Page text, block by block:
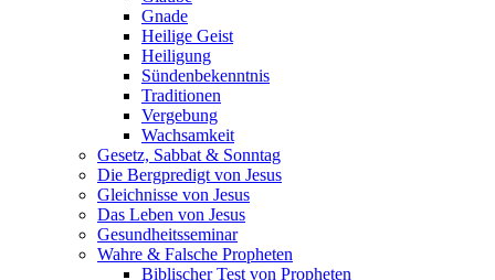
Gnade
Heilige Geist
Heiligung
Sündenbekenntnis
Traditionen
Vergebung
Wachsamkeit
Gesetz, Sabbat & Sonntag
Die Bergpredigt von Jesus
Gleichnisse von Jesus
Das Leben von Jesus
Gesundheitsseminar
Wahre & Falsche Propheten
Biblischer Test von Propheten